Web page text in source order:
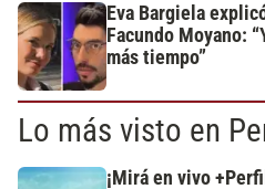
Eva Bargiela
Facundo Moyano:
más tiempo”
Lo más visto en
¡Mirá en vivo